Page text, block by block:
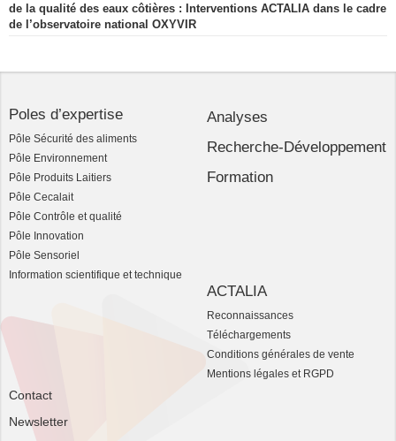
de la qualité des eaux côtières : Interventions ACTALIA dans le cadre
de l’observatoire national OXYVIR
Poles d’expertise
Pôle Sécurité des aliments
Pôle Environnement
Pôle Produits Laitiers
Pôle Cecalait
Pôle Contrôle et qualité
Pôle Innovation
Pôle Sensoriel
Information scientifique et technique
Analyses
Recherche-Développement
Formation
ACTALIA
Reconnaissances
Téléchargements
Conditions générales de vente
Mentions légales et RGPD
Contact
Newsletter